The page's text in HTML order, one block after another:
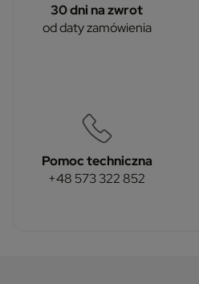
30 dni na zwrot
od daty zamówienia
Pomoc techniczna
+48 573 322 852